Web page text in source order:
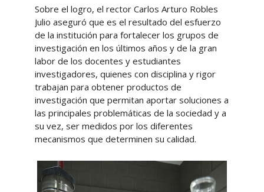
Sobre el logro, el rector Carlos Arturo Robles
Julio aseguró que es el resultado del esfuerzo
de la institución para fortalecer los grupos de
investigación en los últimos años y de la gran
labor de los docentes y estudiantes
investigadores, quienes con disciplina y rigor
trabajan para obtener productos de
investigación que permitan aportar soluciones a
las principales problemáticas de la sociedad y a
su vez, ser medidos por los diferentes
mecanismos que determinen su calidad.